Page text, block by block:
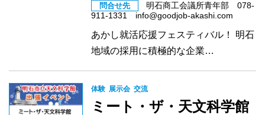
問合せ先
明石商工会議所青年部 078-
911-1331 info@goodjob-akashi.com
あかし就活応援フェスティバル！ 明石
地域の採用に積極的な企業…
体験 展示会 交流
ミート・ザ・天文科学館